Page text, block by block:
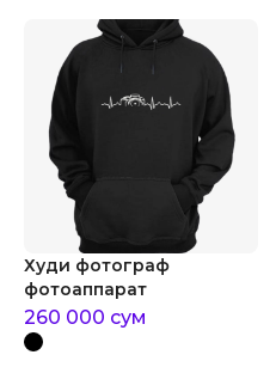
Худи фотограф
фотоаппарат
260 000 сум